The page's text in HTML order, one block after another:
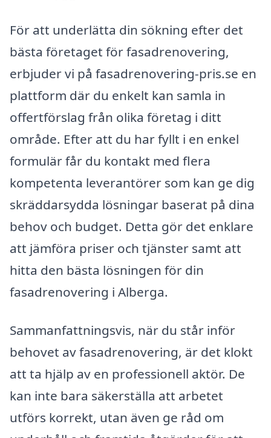
För att underlätta din sökning efter det
bästa företaget för fasadrenovering,
erbjuder vi på fasadrenovering-pris.se en
plattform där du enkelt kan samla in
offertförslag från olika företag i ditt
område. Efter att du har fyllt i en enkel
formulär får du kontakt med flera
kompetenta leverantörer som kan ge dig
skräddarsydda lösningar baserat på dina
behov och budget. Detta gör det enklare
att jämföra priser och tjänster samt att
hitta den bästa lösningen för din
fasadrenovering i Alberga.
Sammanfattningsvis, när du står inför
behovet av fasadrenovering, är det klokt
att ta hjälp av en professionell aktör. De
kan inte bara säkerställa att arbetet
utförs korrekt, utan även ge råd om